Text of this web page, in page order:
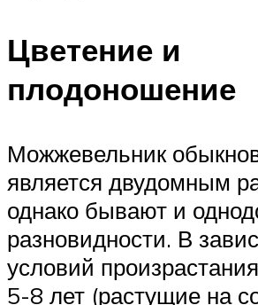
Цветение и
плодоношение
Можжевельник
является двудомным
однако бывают и
разновидности. В
условий
5-8 лет (растущие на